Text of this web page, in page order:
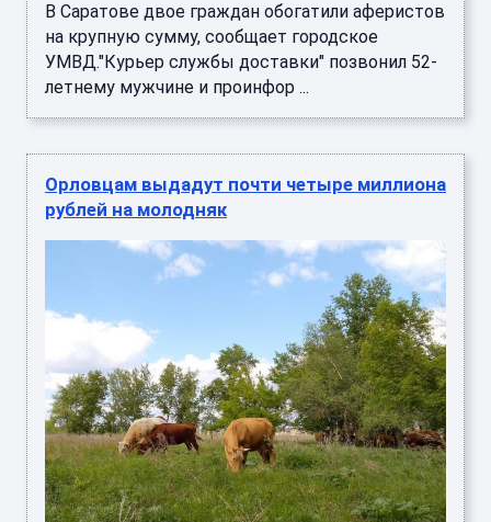
В Саратове двое граждан обогатили аферистов
на крупную сумму, сообщает городское
УМВД."Курьер службы доставки" позвонил 52-
летнему мужчине и проинфор ...
Орловцам выдадут почти четыре миллиона
рублей на молодняк